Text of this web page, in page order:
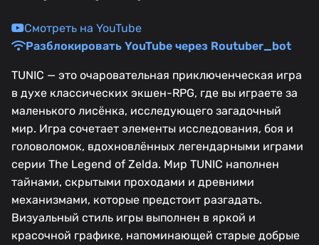
Смотреть на YouTube
Разблокировать YouTube через Routuber_bot
TUNIC — это очаровательная приключенческая игра
в духе классических экшен-RPG, где вы играете за
маленького лисёнка, исследующего загадочный
мир. Игра сочетает элементы исследования, боя и
головоломок, вдохновлённых легендарными играми
серии The Legend of Zelda. Мир TUNIC наполнен
тайнами, скрытыми проходами и древними
механизмами, которые предстоит разгадать.
Визуальный стиль игры выполнен в яркой и
красочной графике, напоминающей старые добрые